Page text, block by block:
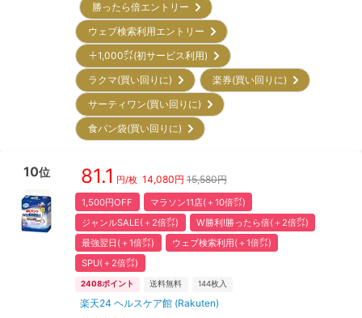
勝ったら倍エントリー
ウェブ検索利用エントリー
＋1,000㌽(初サービス利用)
ラクマ(買い回りに)
楽券(買い回りに)
サーティワン(買い回りに)
食パン袋(買い回りに)
10位 81.1 円/枚 14,080円 15,580円
1,500円OFF
マラソン11店(＋10倍㌽)
ジャンルSALE(＋2倍㌽)
W勝利!勝ったら倍(＋2倍㌽)
最強翌日(＋1倍㌽)
ウェブ検索利用(＋1倍㌽)
SPU(＋2倍㌽)
2408ポイント 送料無料 144枚入
楽天24 ヘルスケア館 (Rakuten)